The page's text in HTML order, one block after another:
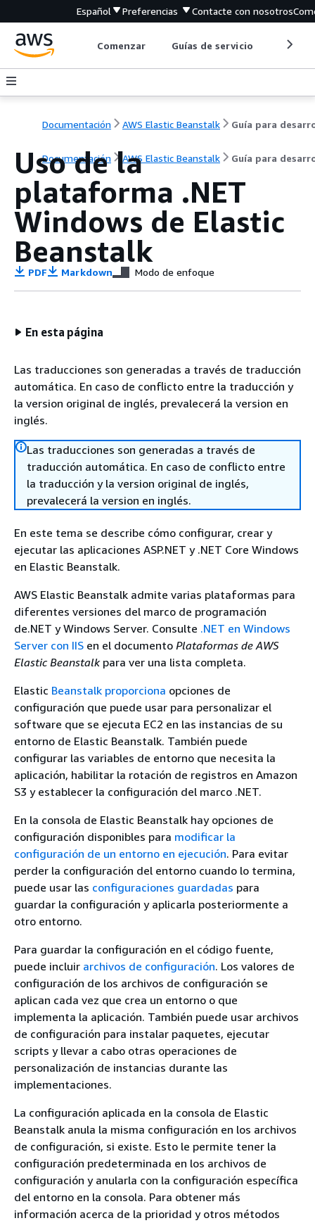
Español Preferencias Contacte con nosotros
Comenzar Guías de servicio
Documentación AWS Elastic Beanstalk
Documentación AWS Elastic Beanstalk Guía para
Uso de la
plataforma .NET
Windows de Elastic
Beanstalk
PDF Markdown Modo de enfoque
En esta página
Las traducciones son generadas a través de traducción
automática. En caso de conflicto entre la traducción y
la version original de inglés, prevalecerá la version en
inglés.
Las traducciones son generadas a través de
traducción automática. En caso de conflicto entre
la traducción y la version original de inglés,
prevalecerá la version en inglés.
En este tema se describe cómo configurar, crear y
ejecutar las aplicaciones ASP.NET y .NET Core Windows
en Elastic Beanstalk.
AWS Elastic Beanstalk admite varias plataformas para
diferentes versiones del marco de programación
de.NET y Windows Server. Consulte .NET en Windows
Server con IIS en el documento Plataformas de AWS
Elastic Beanstalk para ver una lista completa.
Elastic Beanstalk proporciona opciones de
configuración que puede usar para personalizar el
software que se ejecuta EC2 en las instancias de su
entorno de Elastic Beanstalk. También puede
configurar las variables de entorno que necesita la
aplicación, habilitar la rotación de registros en Amazon
S3 y establecer la configuración del marco .NET.
En la consola de Elastic Beanstalk hay opciones de
configuración disponibles para modificar la
configuración de un entorno en ejecución. Para evitar
perder la configuración del entorno cuando lo termina,
puede usar las configuraciones guardadas para
guardar la configuración y aplicarla posteriormente a
otro entorno.
Para guardar la configuración en el código fuente,
puede incluir archivos de configuración. Los valores de
configuración de los archivos de configuración se
aplican cada vez que crea un entorno o que
implementa la aplicación. También puede usar archivos
de configuración para instalar paquetes, ejecutar
scripts y llevar a cabo otras operaciones de
personalización de instancias durante las
implementaciones.
La configuración aplicada en la consola de Elastic
Beanstalk anula la misma configuración en los archivos
de configuración, si existe. Esto le permite tener la
configuración predeterminada en los archivos de
configuración y anularla con la configuración específica
del entorno en la consola. Para obtener más
información acerca de la prioridad y otros métodos